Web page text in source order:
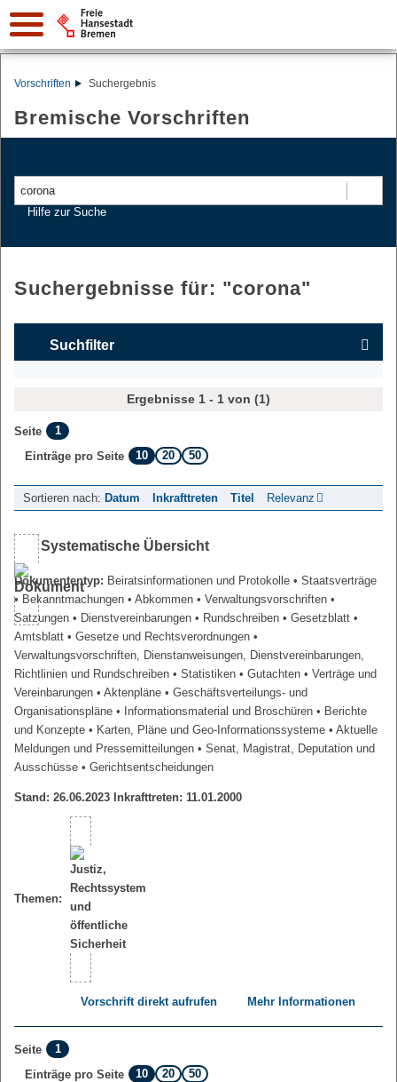
Vorschriften Suchergebnis
Bremische Vorschriften
Hilfe zur Suche
Suchergebnisse für: "corona"
Suchfilter
Ergebnisse 1 - 1 von (1)
Seite
1
Einträge pro Seite
10 20 50
Sortieren nach: Datum Inkrafttreten Titel Relevanz
Systematische Übersicht
Dokumententyp: Beiratsinformationen und Protokolle • Staatsverträge
• Bekanntmachungen • Abkommen • Verwaltungsvorschriften •
Satzungen • Dienstvereinbarungen • Rundschreiben • Gesetzblatt •
Amtsblatt • Gesetze und Rechtsverordnungen •
Verwaltungsvorschriften, Dienstanweisungen, Dienstvereinbarungen,
Richtlinien und Rundschreiben • Statistiken • Gutachten • Verträge und
Vereinbarungen • Aktenpläne • Geschäftsverteilungs- und
Organisationspläne • Informationsmaterial und Broschüren • Berichte
und Konzepte • Karten, Pläne und Geo-Informationssysteme • Aktuelle
Meldungen und Pressemitteilungen • Senat, Magistrat, Deputation und
Ausschüsse • Gerichtsentscheidungen
Stand: 26.06.2023 Inkrafttreten: 11.01.2000
Themen:
Vorschrift direkt aufrufen Mehr Informationen
Seite
1
Einträge pro Seite
10 20 50